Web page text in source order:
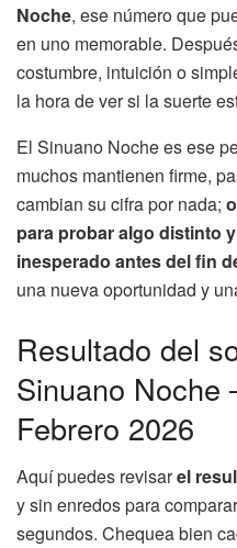
Noche, ese número que
en uno memorable.
costumbre, intuición o
la hora de ver si la suerte
El Sinuano Noche es ese
muchos mantienen firme,
cambian su cifra por nada;
para probar algo distinto
inesperado antes del fin
una nueva oportunidad y
Resultado del
Sinuano Noche
Febrero 2026
Aquí puedes revisarel
y sin enredos para
segundos. Chequea bien